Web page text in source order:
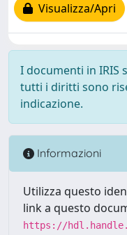
Visualizza/Apri
I documenti in IRIS
tutti i diritti sono
indicazione.
Informazioni
Utilizza questo
link a questo
https://